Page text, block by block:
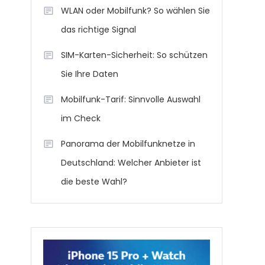
WLAN oder Mobilfunk? So wählen Sie
das richtige Signal
SIM-Karten-Sicherheit: So schützen
Sie Ihre Daten
Mobilfunk-Tarif: Sinnvolle Auswahl
im Check
Panorama der Mobilfunknetze in
Deutschland: Welcher Anbieter ist
die beste Wahl?